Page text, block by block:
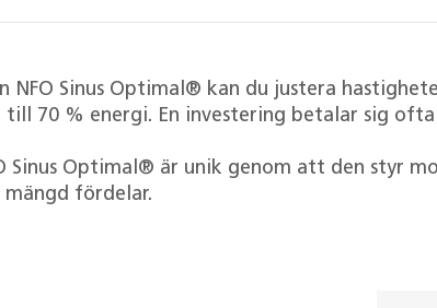
NFO Sinus Optimal® kan du justera
till 70 % energi. En investering betalar sig
Sinus Optimal® är unik genom att den styr
fördelar.